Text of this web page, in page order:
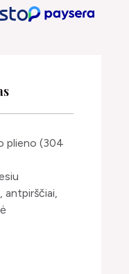
plieno (304
antpirščiai,